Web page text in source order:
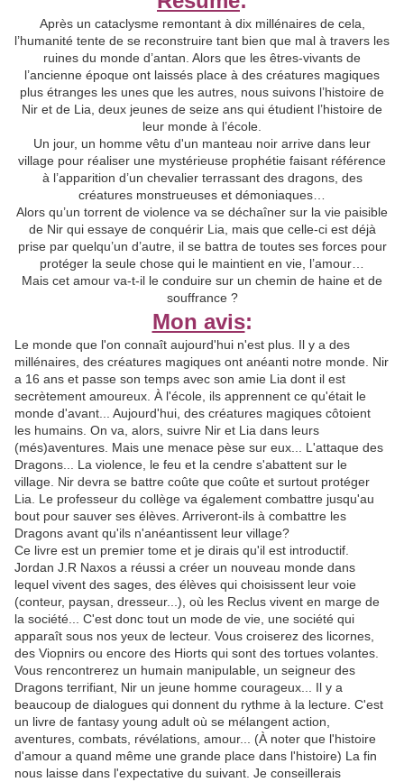
Après un cataclysme remontant à dix millénaires de cela,
l’humanité tente de se reconstruire tant bien que mal à travers les
ruines du monde d’antan. Alors que les êtres-vivants de
l’ancienne époque ont laissés place à des créatures magiques
plus étranges les unes que les autres, nous suivons l’histoire de
Nir et de Lia, deux jeunes de seize ans qui étudient l’histoire de
leur monde à l’école.
Un jour, un homme vêtu d'un manteau noir arrive dans leur
village pour réaliser une mystérieuse prophétie faisant référence
à l’apparition d’un chevalier terrassant des dragons, des
créatures monstrueuses et démoniaques…
Alors qu’un torrent de violence va se déchaîner sur la vie paisible
de Nir qui essaye de conquérir Lia, mais que celle-ci est déjà
prise par quelqu’un d’autre, il se battra de toutes ses forces pour
protéger la seule chose qui le maintient en vie, l’amour…
Mais cet amour va-t-il le conduire sur un chemin de haine et de
souffrance ?
Mon avis:
Le monde que l'on connaît aujourd'hui n'est plus. Il y a des
millénaires, des créatures magiques ont anéanti notre monde. Nir
a 16 ans et passe son temps avec son amie Lia dont il est
secrètement amoureux. À l'école, ils apprennent ce qu'était le
monde d'avant... Aujourd'hui, des créatures magiques côtoient
les humains. On va, alors, suivre Nir et Lia dans leurs
(més)aventures. Mais une menace pèse sur eux... L'attaque des
Dragons... La violence, le feu et la cendre s'abattent sur le
village. Nir devra se battre coûte que coûte et surtout protéger
Lia. Le professeur du collège va également combattre jusqu'au
bout pour sauver ses élèves. Arriveront-ils à combattre les
Dragons avant qu'ils n'anéantissent leur village?
Ce livre est un premier tome et je dirais qu'il est introductif.
Jordan J.R Naxos a réussi a créer un nouveau monde dans
lequel vivent des sages, des élèves qui choisissent leur voie
(conteur, paysan, dresseur...), où les Reclus vivent en marge de
la société... C'est donc tout un mode de vie, une société qui
apparaît sous nos yeux de lecteur. Vous croiserez des licornes,
des Viopnirs ou encore des Hiorts qui sont des tortues volantes.
Vous rencontrerez un humain manipulable, un seigneur des
Dragons terrifiant, Nir un jeune homme courageux... Il y a
beaucoup de dialogues qui donnent du rythme à la lecture. C'est
un livre de fantasy young adult où se mélangent action,
aventures, combats, révélations, amour... (À noter que l'histoire
d'amour a quand même une grande place dans l'histoire) La fin
nous laisse dans l'expectative du suivant. Je conseillerais